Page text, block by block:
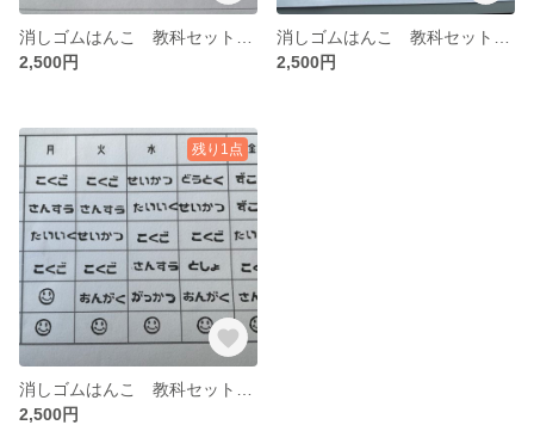
2,500円
2,500円
残り1点
2,500円